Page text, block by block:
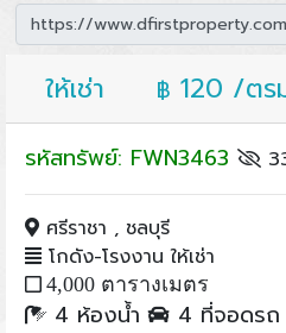
ให้เช่า ฿ 120 /ตร
รหัสทรัพย์: FWN3463
ศรีราชา , ชลบุรี
โกดัง-โรงงาน ให้เช่า
4,000 ตารางเมตร
4 ห้องน้ำ 4 ที่จอดรถ